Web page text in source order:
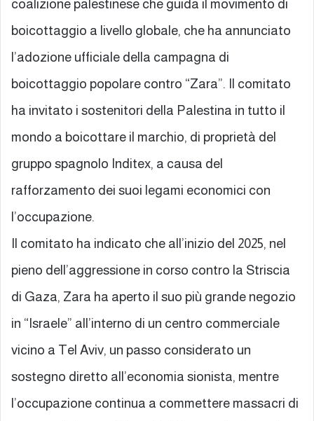
coalizione palestinese che guida il movimento di
boicottaggio a livello globale, che ha annunciato
l’adozione ufficiale della campagna di
boicottaggio popolare contro “Zara”. Il comitato
ha invitato i sostenitori della Palestina in tutto il
mondo a boicottare il marchio, di proprietà del
gruppo spagnolo Inditex, a causa del
rafforzamento dei suoi legami economici con
l’occupazione.
Il comitato ha indicato che all’inizio del 2025, nel
pieno dell’aggressione in corso contro la Striscia
di Gaza, Zara ha aperto il suo più grande negozio
in “Israele” all’interno di un centro commerciale
vicino a Tel Aviv, un passo considerato un
sostegno diretto all’economia sionista, mentre
l’occupazione continua a commettere massacri di